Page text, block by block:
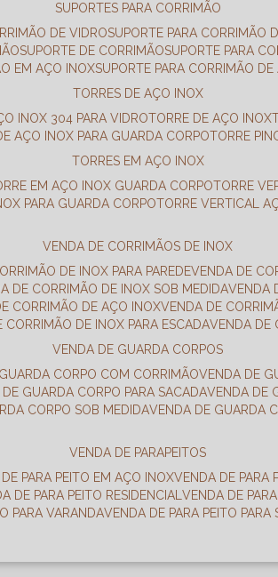
SUPORTES PARA CORRIMÃO
DE VIDRO SUPORTE PARA CORRIMÃO
SUPORTE DE CORRIMÃO SUPORTE PARA
EM AÇO INOX SUPORTE PARA CORRIMÃO
TORRES DE AÇO INOX
INOX 304 PARA VIDRO TORRE DE AÇO INOX
AÇO INOX PARA GUARDA CORPO TORRE
TORRES EM AÇO INOX
EM AÇO INOX GUARDA CORPO TORRE
PARA GUARDA CORPO TORRE VERTICAL
VENDA DE CORRIMÃOS DE INOX
DE INOX PARA PAREDE
VENDA DE
DE CORRIMÃO DE INOX SOB MEDIDA
CORRIMÃO DE AÇO INOX
VENDA DE
CORRIMÃO DE INOX PARA ESCADA
VENDA
VENDA DE GUARDA CORPOS
GUARDA CORPO COM CORRIMÃO
VENDA DE
DE GUARDA CORPO PARA SACADA
VENDA
CORPO SOB MEDIDA VENDA DE GUARDA
VENDA DE PARAPEITOS
DE PARA PEITO EM AÇO INOX VENDA DE
DE PARA PEITO RESIDENCIAL
VENDA DE
PARA VARANDA VENDA DE PARA PEITO PARA